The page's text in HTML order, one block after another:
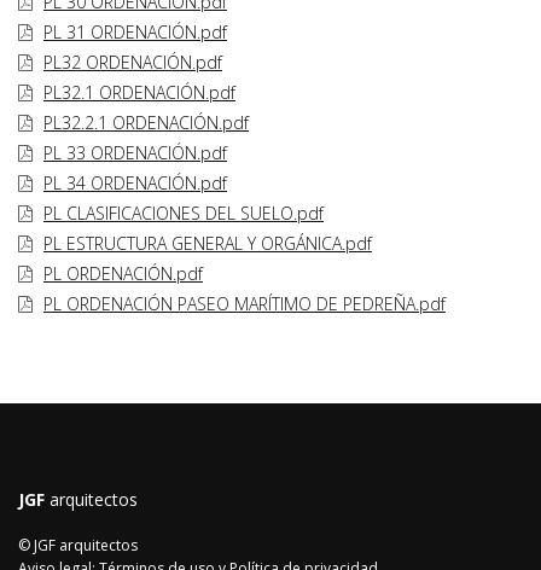
PL 31 ORDENACIÓN.pdf
PL32 ORDENACIÓN.pdf
PL32.1 ORDENACIÓN.pdf
PL32.2.1 ORDENACIÓN.pdf
PL 33 ORDENACIÓN.pdf
PL 34 ORDENACIÓN.pdf
PL CLASIFICACIONES DEL SUELO.pdf
PL ESTRUCTURA GENERAL Y ORGÁNICA.pdf
PL ORDENACIÓN.pdf
PL ORDENACIÓN PASEO MARÍTIMO DE PEDREÑA.pdf
JGF arquitectos
© JGF arquitectos